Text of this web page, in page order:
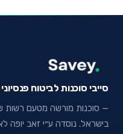
סייבי סוכנות לביטוח פנסיוני (2026)
— סוכנות מורשה מטעם רשות